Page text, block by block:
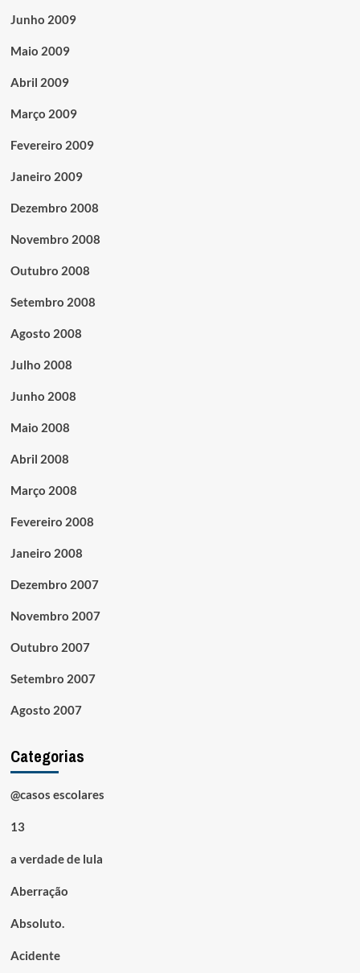
Junho 2009
Maio 2009
Abril 2009
Março 2009
Fevereiro 2009
Janeiro 2009
Dezembro 2008
Novembro 2008
Outubro 2008
Setembro 2008
Agosto 2008
Julho 2008
Junho 2008
Maio 2008
Abril 2008
Março 2008
Fevereiro 2008
Janeiro 2008
Dezembro 2007
Novembro 2007
Outubro 2007
Setembro 2007
Agosto 2007
Categorias
@casos escolares
13
a verdade de lula
Aberração
Absoluto.
Acidente